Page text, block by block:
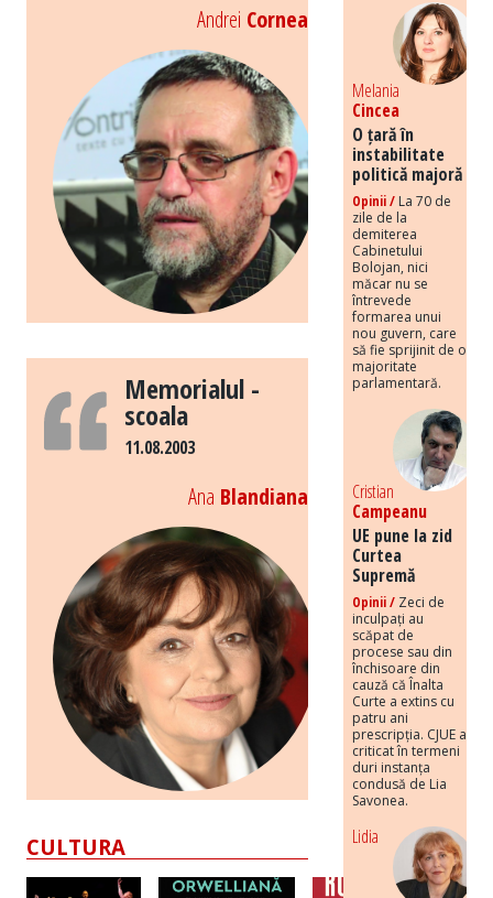
Andrei Cornea
Memorialul -
scoala
11.08.2003
Ana Blandiana
CULTURA
Melania
Cincea
O țară în
instabilitate
politică majoră
Opinii / La 70 de
zile de la
demiterea
Cabinetului
Bolojan, nici
măcar nu se
întrevede
formarea unui
nou guvern, care
să fie sprijinit de o
majoritate
parlamentară.
Cristian
Campeanu
UE pune la zid
Curtea
Supremă
Opinii / Zeci de
inculpați au
scăpat de
procese sau din
închisoare din
cauză că Înalta
Curte a extins cu
patru ani
prescripția. CJUE a
criticat în termeni
duri instanța
condusă de Lia
Savonea.
Lidia